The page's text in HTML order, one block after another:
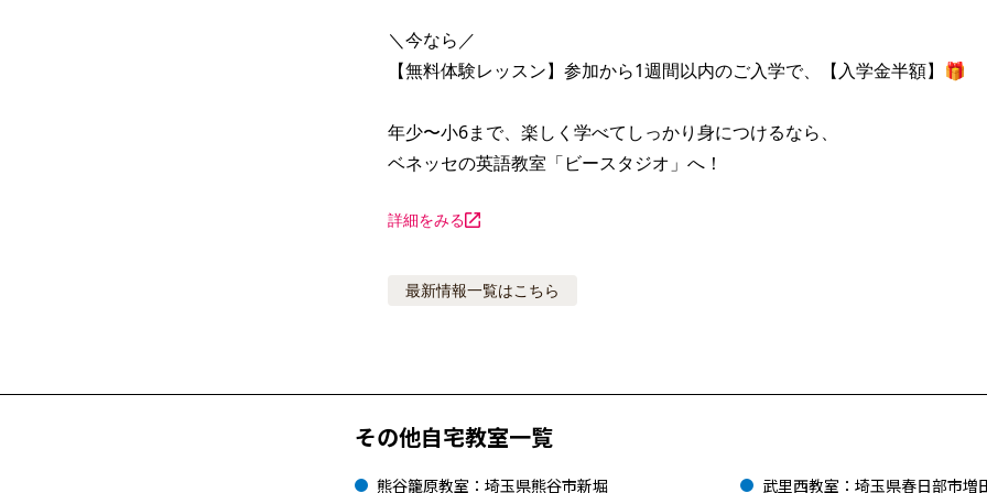
＼今なら／
【無料体験レッスン】参加から1週間以内のご入学で、【入学金半額】🎁
年少〜小6まで、楽しく学べてしっかり身につけるなら、
ベネッセの英語教室「ビースタジオ」へ！
詳細をみる
最新情報一覧はこちら
その他自宅教室一覧
熊谷籠原教室：埼玉県熊谷市新堀 武里西教室：埼玉県春日部市増